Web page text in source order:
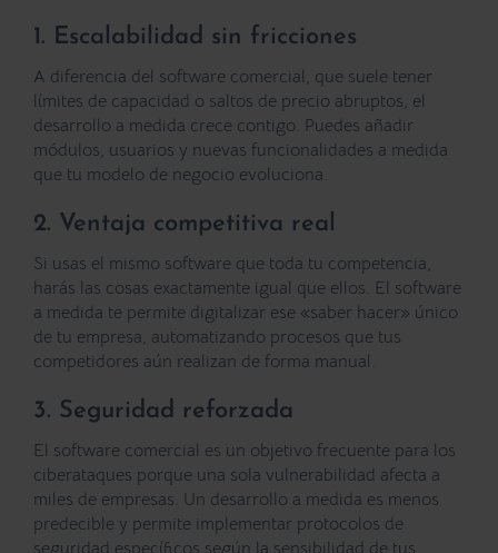
1. Escalabilidad sin fricciones
A diferencia del software comercial, que suele tener
límites de capacidad o saltos de precio abruptos, el
desarrollo a medida crece contigo. Puedes añadir
módulos, usuarios y nuevas funcionalidades a medida
que tu modelo de negocio evoluciona.
2. Ventaja competitiva real
Si usas el mismo software que toda tu competencia,
harás las cosas exactamente igual que ellos. El software
a medida te permite digitalizar ese «saber hacer» único
de tu empresa, automatizando procesos que tus
competidores aún realizan de forma manual.
3. Seguridad reforzada
El software comercial es un objetivo frecuente para los
ciberataques porque una sola vulnerabilidad afecta a
miles de empresas. Un desarrollo a medida es menos
predecible y permite implementar protocolos de
seguridad específicos según la sensibilidad de tus